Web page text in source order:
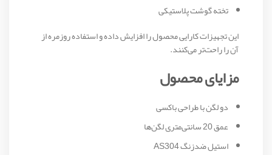
تخته گوشت پلاستیکی
این تجهیزات کارایی محصول را افزایش داده و استفاده روزمره از
آن را راحت‌تر می‌کنند.
مزایای محصول
دو لگن با طراحی باکسی
عمق 20 سانتی‌متری لگن‌ها
استیل ضدزنگ AS304